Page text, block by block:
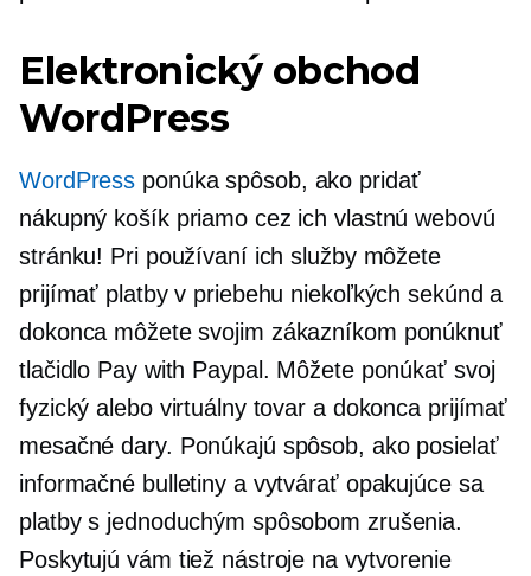
Elektronický obchod
WordPress
WordPress ponúka spôsob, ako pridať
nákupný košík priamo cez ich vlastnú webovú
stránku! Pri používaní ich služby môžete
prijímať platby v priebehu niekoľkých sekúnd a
dokonca môžete svojim zákazníkom ponúknuť
tlačidlo Pay with Paypal. Môžete ponúkať svoj
fyzický alebo virtuálny tovar a dokonca prijímať
mesačné dary. Ponúkajú spôsob, ako posielať
informačné bulletiny a vytvárať opakujúce sa
platby s jednoduchým spôsobom zrušenia.
Poskytujú vám tiež nástroje na vytvorenie